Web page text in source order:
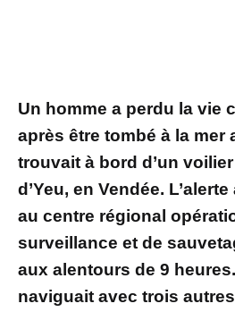
Un homme a perdu la vie
après être tombé à la mer
trouvait à bord d’un voilier
d’Yeu, en Vendée.
au centre régional
surveillance et de
aux alentours de 9
naviguait avec trois